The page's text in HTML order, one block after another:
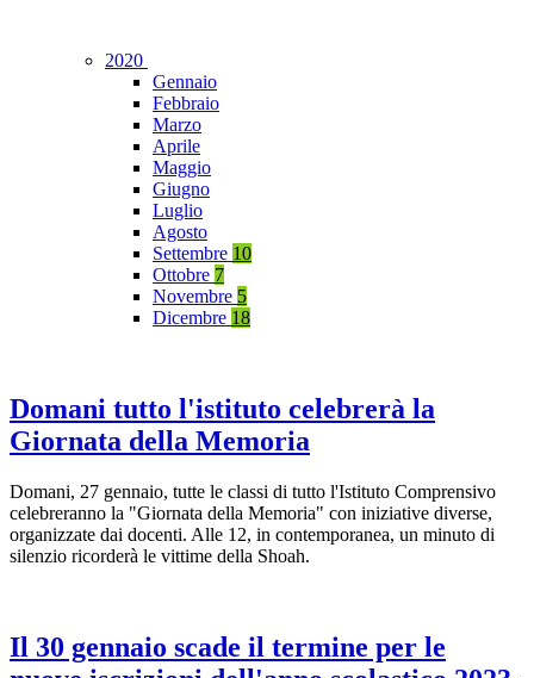
2020
Gennaio
Febbraio
Marzo
Aprile
Maggio
Giugno
Luglio
Agosto
Settembre 10
Ottobre 7
Novembre 5
Dicembre 18
Domani tutto l'istituto celebrerà la
Giornata della Memoria
Domani, 27 gennaio, tutte le classi di tutto l'Istituto Comprensivo
celebreranno la "Giornata della Memoria" con iniziative diverse,
organizzate dai docenti. Alle 12, in contemporanea, un minuto di
silenzio ricorderà le vittime della Shoah.
Il 30 gennaio scade il termine per le